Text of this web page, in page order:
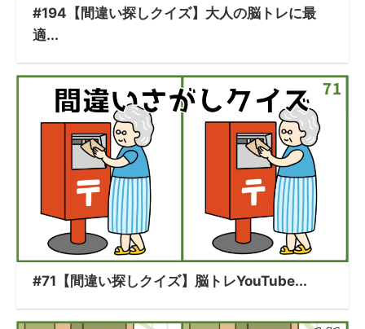
#194【間違い探しクイズ】大人の脳トレに最
適...
#71【間違い探しクイズ】脳トレYouTube...